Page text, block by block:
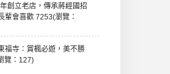
創立老店，傳承蔣經國招
輩會喜歡 7253(瀏覽：
福寺：賞楓必遊，美不勝
覽：127)